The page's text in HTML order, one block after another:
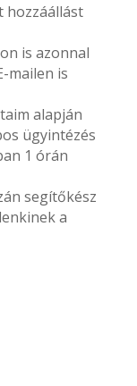
hozzáállást
is azonnal
mailen is
alapján
ügyintézés
1 órán
segítőkész
a